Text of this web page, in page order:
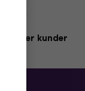
miljoner kunder